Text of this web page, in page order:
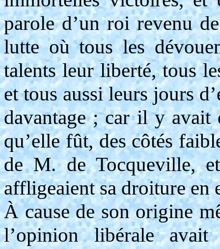
parole d’un roi revenu
lutte où tous les
talents leur liberté, tous
et tous aussi leurs jours
davantage ; car il y avait
qu’elle fût, des côtés
de M. de Tocqueville,
affligeaient sa droiture en
À cause de son origine
l’opinion libérale